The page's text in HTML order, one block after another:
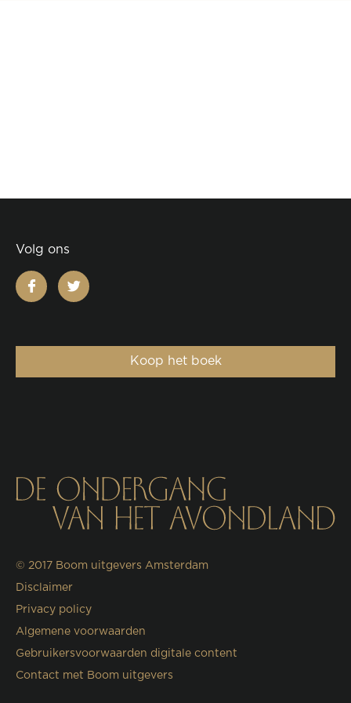
Volg ons
facebooktwitter
Koop het boek
© 2017 Boom uitgevers Amsterdam
Disclaimer
Privacy policy
Algemene voorwaarden
Gebruikersvoorwaarden digitale content
Contact met Boom uitgevers